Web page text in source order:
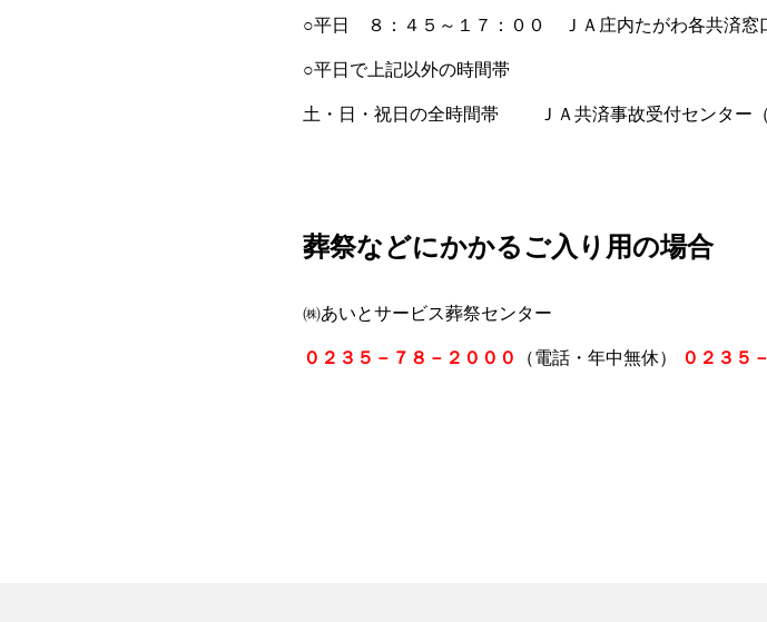
○平日 ８：４５～１７：００ ＪＡ庄内たがわ各共済窓
○平日で上記以外の時間帯
土・日・祝日の全時間帯 ＪＡ共済事故受付センター
葬祭などにかかるご入り用の場合
㈱あいとサービス葬祭センター
０２３５－７８－２０００ （電話・年中無休） ０２３５